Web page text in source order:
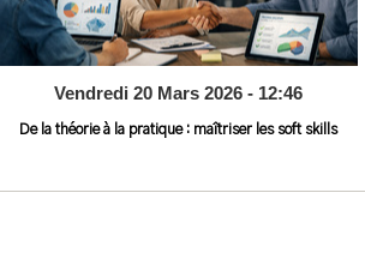
Vendredi 20 Mars 2026 - 12:46
De la théorie à la pratique : maîtriser les soft skills